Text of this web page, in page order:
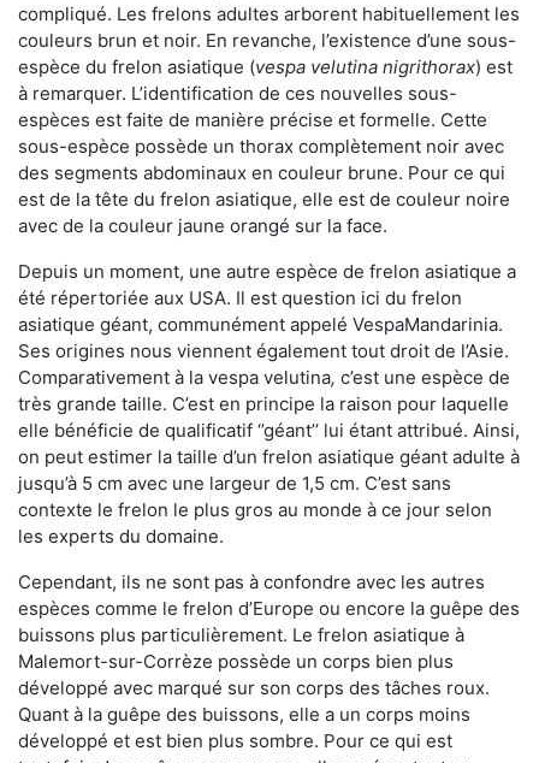
compliqué. Les frelons adultes arborent habituellement les
couleurs brun et noir. En revanche, l’existence d’une sous-
espèce du frelon asiatique (vespa velutina nigrithorax) est
à remarquer. L’identification de ces nouvelles sous-
espèces est faite de manière précise et formelle. Cette
sous-espèce possède un thorax complètement noir avec
des segments abdominaux en couleur brune. Pour ce qui
est de la tête du frelon asiatique, elle est de couleur noire
avec de la couleur jaune orangé sur la face.
Depuis un moment, une autre espèce de frelon asiatique a
été répertoriée aux USA. Il est question ici du frelon
asiatique géant, communément appelé VespaMandarinia.
Ses origines nous viennent également tout droit de l’Asie.
Comparativement à la vespa velutina, c’est une espèce de
très grande taille. C’est en principe la raison pour laquelle
elle bénéficie de qualificatif ‘’géant’’ lui étant attribué. Ainsi,
on peut estimer la taille d’un frelon asiatique géant adulte à
jusqu’à 5 cm avec une largeur de 1,5 cm. C’est sans
contexte le frelon le plus gros au monde à ce jour selon
les experts du domaine.
Cependant, ils ne sont pas à confondre avec les autres
espèces comme le frelon d’Europe ou encore la guêpe des
buissons plus particulièrement. Le frelon asiatique à
Malemort-sur-Corrèze possède un corps bien plus
développé avec marqué sur son corps des tâches roux.
Quant à la guêpe des buissons, elle a un corps moins
développé et est bien plus sombre. Pour ce qui est